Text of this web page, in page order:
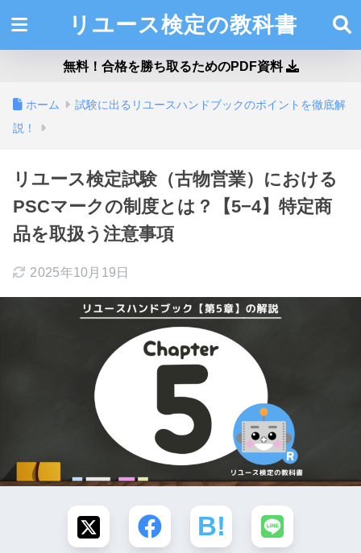
リユース検定の教科書
無料！合格を勝ち取るためのPDF資料
ホーム
試験に出るリユースハンドブックのポイントを徹底解
説！
リユース検定試験（古物営業）における
PSCマークの制度とは？【5−4】特定商
品を取扱う注意事項
2025年10月19日